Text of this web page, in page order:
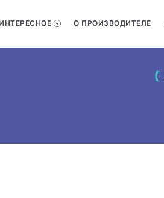
ИНТЕРЕСНОЕ О ПРОИЗВОДИТЕЛЕ